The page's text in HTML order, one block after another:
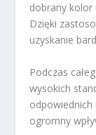
dobrany
Dzięki
uzyskanie
Podczas
wysokich
odpowiednich
ogromny